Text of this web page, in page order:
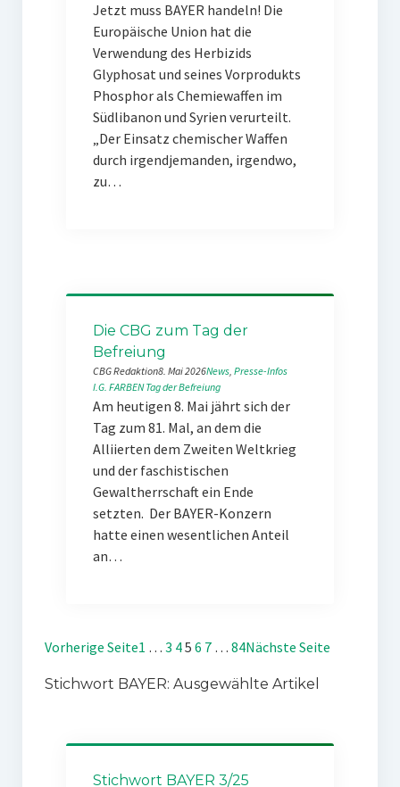
Jetzt muss BAYER handeln! Die
Europäische Union hat die
Verwendung des Herbizids
Glyphosat und seines Vorprodukts
Phosphor als Chemiewaffen im
Südlibanon und Syrien verurteilt.
„Der Einsatz chemischer Waffen
durch irgendjemanden, irgendwo,
zu…
Die CBG zum Tag der
Befreiung
CBG Redaktion8. Mai 2026News, Presse-Infos
I.G. FARBEN Tag der Befreiung
Am heutigen 8. Mai jährt sich der
Tag zum 81. Mal, an dem die
Alliierten dem Zweiten Weltkrieg
und der faschistischen
Gewaltherrschaft ein Ende
setzten. Der BAYER-Konzern
hatte einen wesentlichen Anteil
an…
Vorherige Seite1 … 3 45 6 7 … 84Nächste Seite
Stichwort BAYER: Ausgewählte Artikel
Stichwort BAYER 3/25